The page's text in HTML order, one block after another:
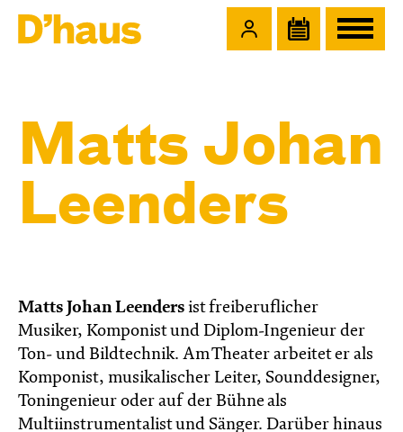
Matts Johan
Leenders
Matts Johan Leenders ist freiberuflicher
Musiker, Komponist und Diplom-Ingenieur der
Ton- und Bildtechnik. Am Theater arbeitet er als
Komponist, musikalischer Leiter, Sounddesigner,
Toningenieur oder auf der Bühne als
Multiinstrumentalist und Sänger. Darüber hinaus